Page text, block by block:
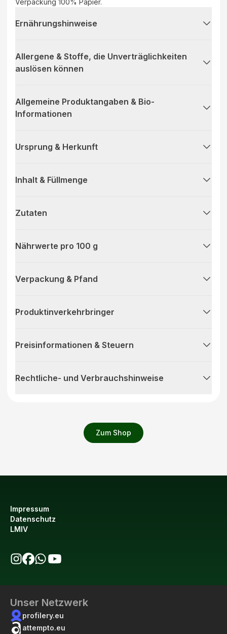
Zum Shop
Verpackung 100% Papier.
Ernährungshinweise
Allergene & Stoffe, die Unverträglichkeiten
auslösen können
Allgemeine Produktangaben & Bio-
Informationen
Ursprung & Herkunft
Inhalt & Füllmenge
Zutaten
Nährwerte pro 100 g
Verpackung & Pfand
Produktinverkehrbringer
Preisinformationen & Steuern
Rechtliche- und Verbrauchshinweise
Impressum
Datenschutz
LMIV
Unser Netzwerk
profilery.eu
attempto.eu